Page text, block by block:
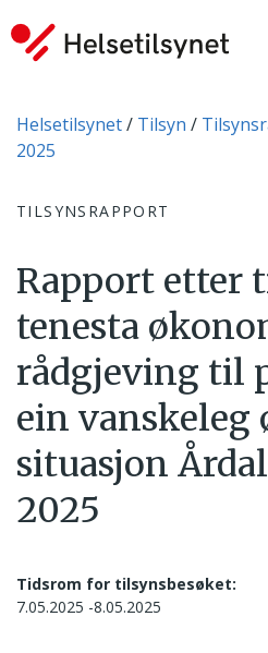
Du er her:
Helsetilsynet Tilsyn
2025
TILSYNSRAPPORT
Rapport etter
tenesta
rådgjeving til
ein vanskeleg
situasjon
2025
Tidsrom for tilsynsbesøket:
7.05.2025 -8.05.2025